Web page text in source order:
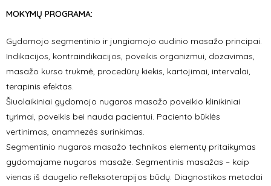
MOKYMŲ PROGRAMA:
Gydomojo segmentinio ir jungiamojo audinio masažo principai.
Indikacijos, kontraindikacijos, poveikis organizmui, dozavimas,
masažo kurso trukmė, procedūrų kiekis, kartojimai, intervalai,
terapinis efektas.
Šiuolaikiniai gydomojo nugaros masažo poveikio klinikiniai
tyrimai, poveikis bei nauda pacientui. Paciento būklės
vertinimas, anamnezės surinkimas.
Segmentinio nugaros masažo technikos elementų pritaikymas
gydomajame nugaros masaže. Segmentinis masažas – kaip
vienas iš daugelio refleksoterapijos būdų. Diagnostikos metodai